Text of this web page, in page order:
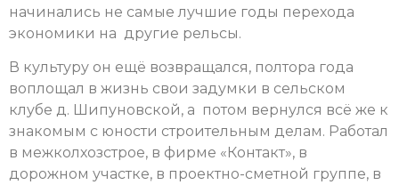
начинались не самые лучшие годы перехода
экономики на другие рельсы.
В культуру он ещё возвращался, полтора года
воплощал в жизнь свои задумки в сельском
клубе д. Шипуновской, а потом вернулся всё же к
знакомым с юности строительным делам. Работал
в межколхозстрое, в фирме «Контакт», в
дорожном участке, в проектно-сметной группе, в